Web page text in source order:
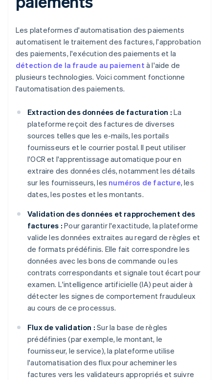
Les plateformes d'automatisation des paiements
automatisent le traitement des factures, l'approbation
des paiements, l'exécution des paiements et la
détection de la fraude au paiement à l'aide de
plusieurs technologies. Voici comment fonctionne
l'automatisation des paiements.
Extraction des données de facturation : La
plateforme reçoit des factures de diverses
sources telles que les e-mails, les portails
fournisseurs et le courrier postal. Il peut utiliser
l'OCR et l'apprentissage automatique pour en
extraire des données clés, notamment les détails
sur les fournisseurs, les numéros de facture, les
dates, les postes et les montants.
Validation des données et rapprochement des
factures : Pour garantir l'exactitude, la plateforme
valide les données extraites au regard de règles et
de formats prédéfinis. Elle fait correspondre les
données avec les bons de commande ou les
contrats correspondants et signale tout écart pour
examen. L'intelligence artificielle (IA) peut aider à
détecter les signes de comportement frauduleux
au cours de ce processus.
Flux de validation : Sur la base de règles
prédéfinies (par exemple, le montant, le
fournisseur, le service), la plateforme utilise
l'automatisation des flux pour acheminer les
factures vers les validateurs appropriés et suivre